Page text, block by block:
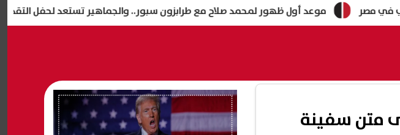
موعد أول ظهور لمحمد صلاح مع طرابزون سبور.. والجماهير تستعد لحفل التقديم
متن سفينة